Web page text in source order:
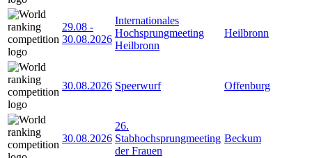
29.08 -
30.08.2026
Internationales
Hochsprungmeeting
Heilbronn
Heilbronn
30.08.2026 Speerwurf Offenburg
30.08.2026
26.
Stabhochsprungmeeting
der Frauen
Beckum